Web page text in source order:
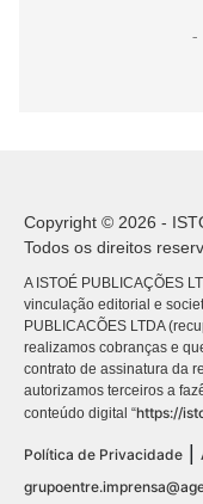
Copyright © 2026 -
Todos os direitos
A ISTOÉ PUBLICAÇÕES
vinculação editorial e
PUBLICACÕES LTDA
realizamos cobranças e
contrato de assinatura da
autorizamos terceiros a
conteúdo digital “https://
Política de Privacidade